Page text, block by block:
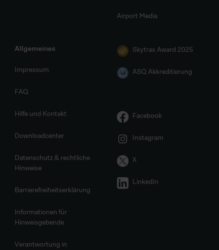
Airport Media
Allgemeines
Impressum
FAQ
Hilfe und Kontakt
Downloadcenter
Datenschutz & rechtliche
Hinweise
Barrierefreiheitserklärung
Informationen für
Hinweisgebende
Verantwortung in
Skytrax Award 2025
ASQ Akkreditierung
Facebook
Instagram
X
LinkedIn